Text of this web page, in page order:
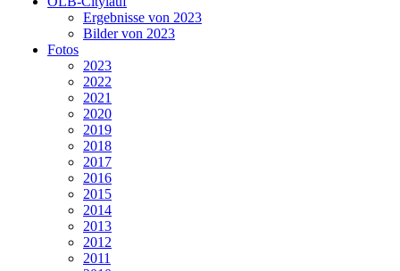
Ergebnisse von 2023
Bilder von 2023
Fotos
2023
2022
2021
2020
2019
2018
2017
2016
2015
2014
2013
2012
2011